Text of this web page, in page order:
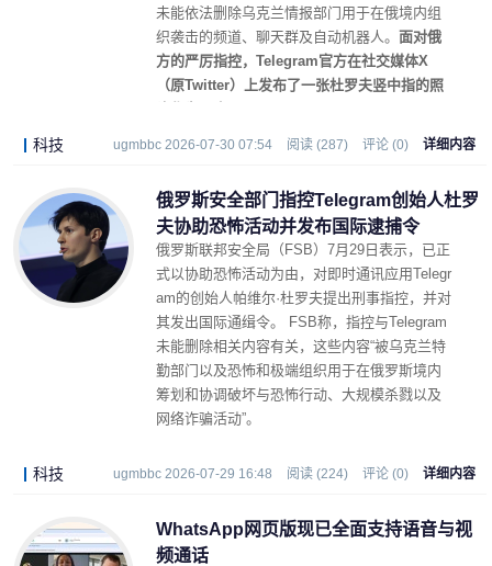
未能依法删除乌克兰情报部门用于在俄境内组
织袭击的频道、聊天群及自动机器人。 面对俄
方的严厉指控，Telegram官方在社交媒体X
（原Twitter）上发布了一张杜罗夫竖中指的照
科技 ugmbbc 2026-07-30 07:54 阅读 (287) 评论 (0) 详细内容
俄罗斯安全部门指控Telegram创始人杜罗
夫协助恐怖活动并发布国际逮捕令
俄罗斯联邦安全局（FSB）7月29日表示，已正
式以协助恐怖活动为由，对即时通讯应用Telegr
am的创始人帕维尔·杜罗夫提出刑事指控，并对
其发出国际通缉令。 FSB称，指控与Telegram
未能删除相关内容有关，这些内容“被乌克兰特
勤部门以及恐怖和极端组织用于在俄罗斯境内
筹划和协调破坏与恐怖行动、大规模杀戮以及
网络诈骗活动”。
科技 ugmbbc 2026-07-29 16:48 阅读 (224) 评论 (0) 详细内容
WhatsApp网页版现已全面支持语音与视
频通话